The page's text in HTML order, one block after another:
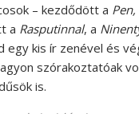
– kezdődött a
a Rasputinnal, a
egy kis ír zenével és
szórakoztatóak
is.